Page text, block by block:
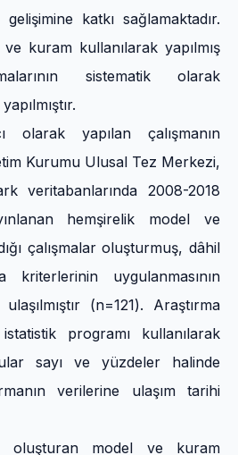
katkı sağlamaktadır.
kuram kullanılarak yapılmış
sistematik olarak
olarak yapılan çalışmanın
Kurumu Ulusal Tez Merkezi,
veritabanlarında 2008-2018
hemşirelik model ve
çalışmalar oluşturmuş, dâhil
kriterlerinin uygulanmasının
(n=121). Araştırma
programı kullanılarak
sayı ve yüzdeler halinde
verilerine ulaşım tarihi
oluşturan model ve kuram